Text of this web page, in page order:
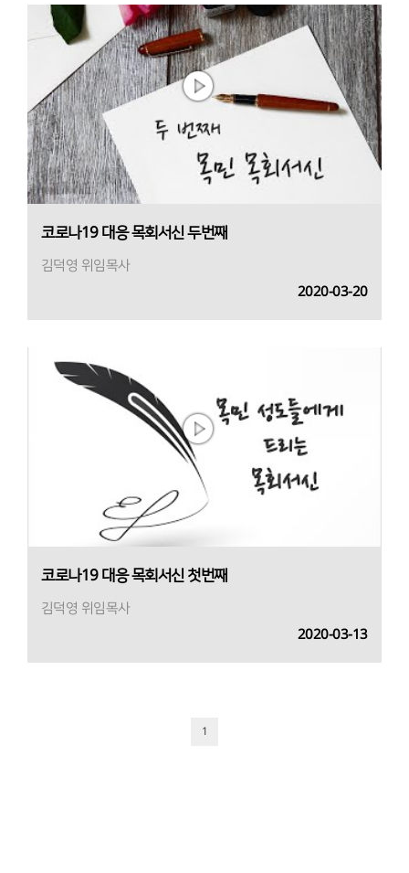
코로나19 대응 목회서신 두번째
김덕영 위임목사
2020-03-20
코로나19 대응 목회서신 첫번째
김덕영 위임목사
2020-03-13
1